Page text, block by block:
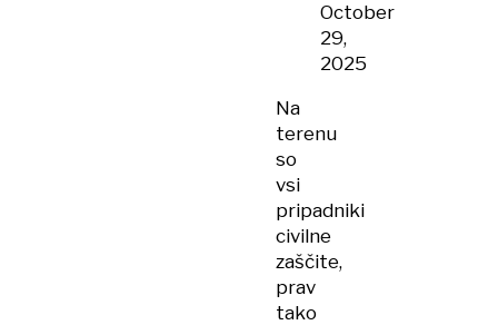
October
29,
2025
Na
terenu
so
vsi
pripadniki
civilne
zaščite,
prav
tako